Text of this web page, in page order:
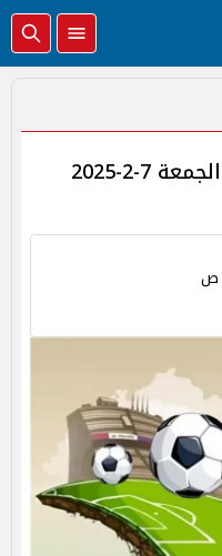
جدول مواعيد مباريات اليوم الجمعة 7-2-2025